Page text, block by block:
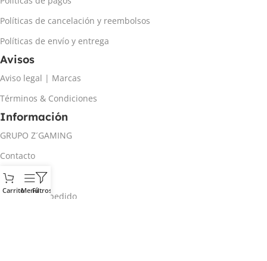
Políticas de cancelación y reembolsos
Políticas de envío y entrega
Avisos
Aviso legal | Marcas
Términos & Condiciones
Información
GRUPO Z´GAMING
Contacto
Mi cuenta
Rastrear mi pedido
CarritoMenúFiltros